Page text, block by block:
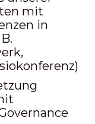
mit
in